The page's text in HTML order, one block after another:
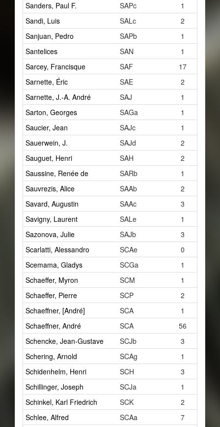
Sanders, Paul F.
SAPc
1
Sandi, Luis
SALc
2
Sanjuan, Pedro
SAPb
1
Santelices
SAN
1
Sarcey, Francisque
SAF
17
Sarnette, Éric
SAE
2
Sarnette, J.-A. André
SAJ
1
Sarton, Georges
SAGa
1
Saucier, Jean
SAJc
1
Sauerwein, J.
SAJd
2
Sauguet, Henri
SAH
2
Saussine, Renée de
SARb
1
Sauvrezis, Alice
SAAb
2
Savard, Augustin
SAAc
3
Savigny, Laurent
SALe
1
Sazonova, Julie
SAJb
3
Scarlatti, Alessandro
SCAe
0
Scemama, Gladys
SCGa
1
Schaeffer, Myron
SCM
1
Schaeffer, Pierre
SCP
2
Schaeffner, [André]
SCA
1
Schaeffner, André
SCA
56
Schencke, Jean-Gustave
SCJb
3
Schering, Arnold
SCAg
1
Schidenhelm, Henri
SCH
3
Schillinger, Joseph
SCJa
1
Schinkel, Karl Friedrich
SCK
2
Schlee, Alfred
SCAa
7